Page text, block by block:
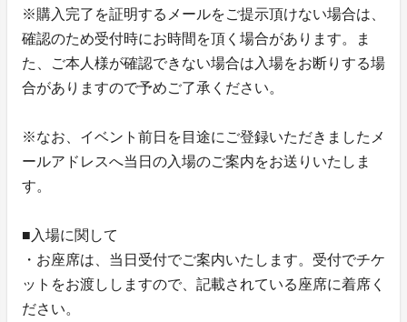
※購入完了を証明するメールをご提示頂けない場合は、
確認のため受付時にお時間を頂く場合があります。ま
た、ご本人様が確認できない場合は入場をお断りする場
合がありますので予めご了承ください。
※なお、イベント前日を目途にご登録いただきましたメ
ールアドレスへ当日の入場のご案内をお送りいたしま
す。
■入場に関して
・お座席は、当日受付でご案内いたします。受付でチケ
ットをお渡ししますので、記載されている座席に着席く
ださい。